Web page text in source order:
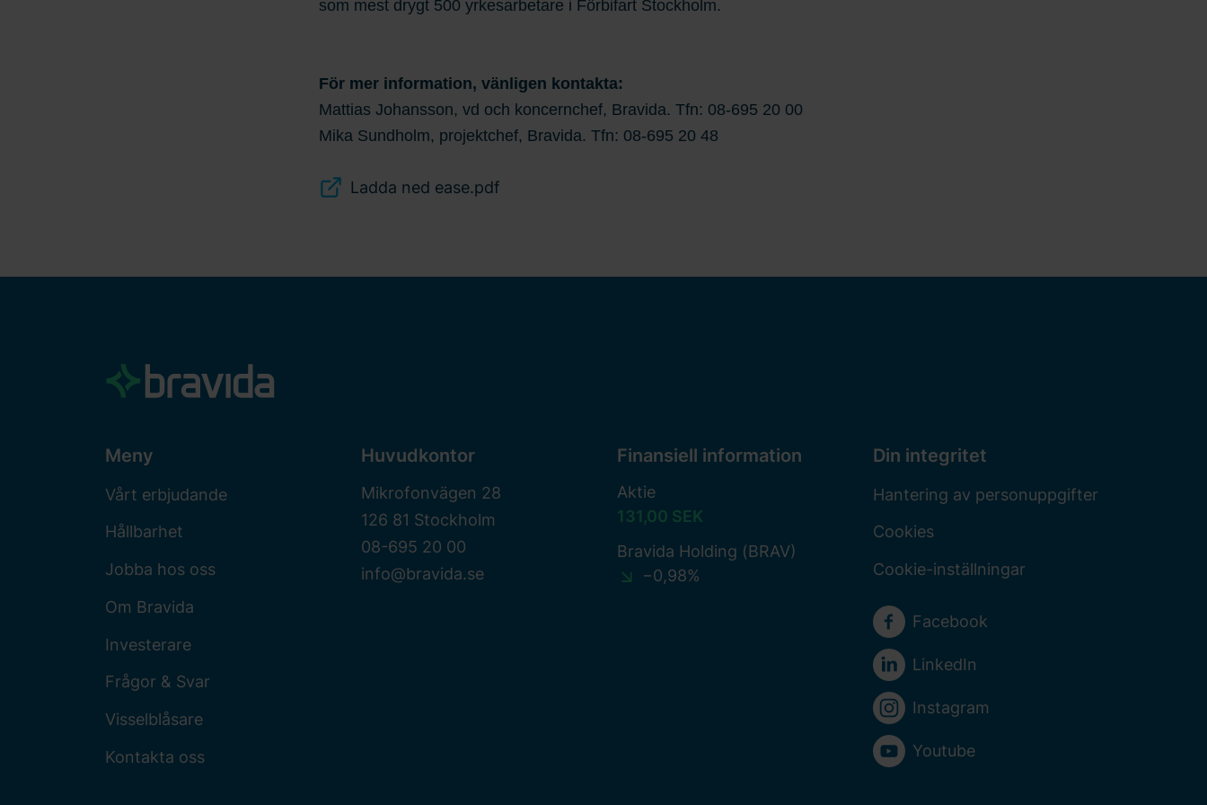
som mest drygt 500 yrkesarbetare i Förbifart Stockholm.
För mer information, vänligen kontakta:
Mattias Johansson, vd och koncernchef, Bravida. Tfn: 08-695 20 00
Mika Sundholm, projektchef, Bravida. Tfn: 08-695 20 48
Ladda ned ease.pdf
Meny
Vårt erbjudande
Hållbarhet
Jobba hos oss
Om Bravida
Investerare
Frågor & Svar
Visselblåsare
Kontakta oss
Huvudkontor
Mikrofonvägen 28
126 81 Stockholm
08-695 20 00
info@bravida.se
Finansiell information
Aktie
131,00 SEK
Bravida Holding (BRAV)
−0,98%
Din integritet
Hantering av personuppgifter
Cookies
Cookie-inställningar
Sociala medier
Facebook
LinkedIn
Instagram
Youtube